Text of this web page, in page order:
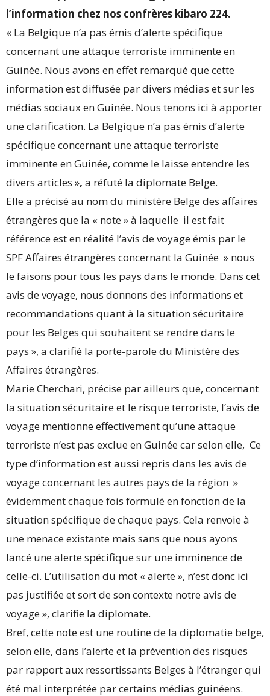
l’information chez nos confrères kibaro 224.
« La Belgique n’a pas émis d’alerte spécifique
concernant une attaque terroriste imminente en
Guinée. Nous avons en effet remarqué que cette
information est diffusée par divers médias et sur les
médias sociaux en Guinée. Nous tenons ici à apporter
une clarification. La Belgique n’a pas émis d’alerte
spécifique concernant une attaque terroriste
imminente en Guinée, comme le laisse entendre les
divers articles », a réfuté la diplomate Belge.
Elle a précisé au nom du ministère Belge des affaires
étrangères que la « note » à laquelle il est fait
référence est en réalité l’avis de voyage émis par le
SPF Affaires étrangères concernant la Guinée » nous
le faisons pour tous les pays dans le monde. Dans cet
avis de voyage, nous donnons des informations et
recommandations quant à la situation sécuritaire
pour les Belges qui souhaitent se rendre dans le
pays », a clarifié la porte-parole du Ministère des
Affaires étrangères.
Marie Cherchari, précise par ailleurs que, concernant
la situation sécuritaire et le risque terroriste, l’avis de
voyage mentionne effectivement qu’une attaque
terroriste n’est pas exclue en Guinée car selon elle, Ce
type d’information est aussi repris dans les avis de
voyage concernant les autres pays de la région »
évidemment chaque fois formulé en fonction de la
situation spécifique de chaque pays. Cela renvoie à
une menace existante mais sans que nous ayons
lancé une alerte spécifique sur une imminence de
celle-ci. L’utilisation du mot « alerte », n’est donc ici
pas justifiée et sort de son contexte notre avis de
voyage », clarifie la diplomate.
Bref, cette note est une routine de la diplomatie belge,
selon elle, dans l’alerte et la prévention des risques
par rapport aux ressortissants Belges à l’étranger qui
été mal interprétée par certains médias guinéens.